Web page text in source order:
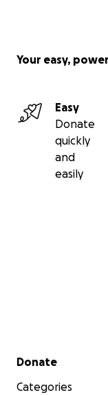
Your easy,
Easy
Donate
quickly
and
easily
Secondary menu
Donate
Categories